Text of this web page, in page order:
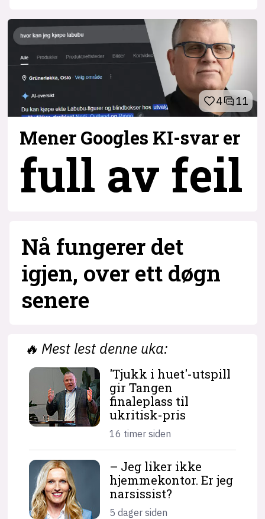
4 11
Mener Googles KI-svar er
full av feil
Nå fungerer det
igjen, over ett døgn
senere
🔥 Mest lest denne uka:
'Tjukk i huet'-utspill
gir Tangen
finaleplass til
ukritisk-pris
16 timer siden
– Jeg liker ikke
hjemme­kontor. Er jeg
narsissist?
5 dager siden